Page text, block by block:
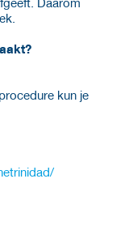
kun je